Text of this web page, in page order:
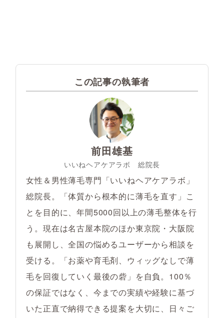
この記事の執筆者
前田雄基
いいねヘアケアラボ 総院長
女性＆男性薄毛専門「いいねヘアケアラボ」
総院長。「体質から根本的に薄毛を直す」こ
とを目的に、年間5000回以上の薄毛整体を行
う。現在は名古屋本院のほか東京院・大阪院
も展開し、全国の悩めるユーザーから相談を
受ける。「お薬や育毛剤、ウィッグなしで薄
毛を回復していく最後の砦」を自負。100％
の保証ではなく、今までの実績や経験に基づ
いた正直で納得できる提案を大切に、日々ご